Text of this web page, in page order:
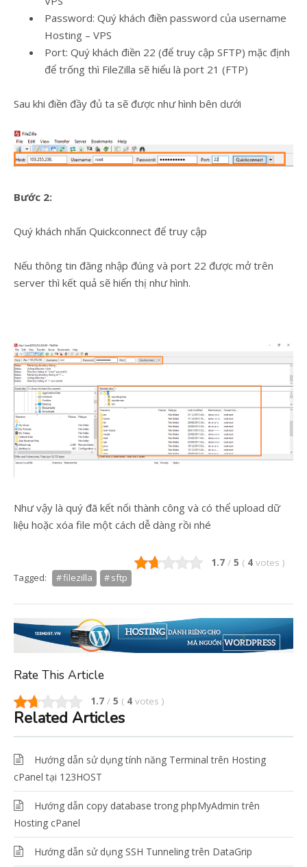
Password: Quý khách điền password của username
Hosting – VPS
Port: Quý khách điền 22 (để truy cập SFTP) mặc định
để trống thì FileZilla sẽ hiểu là port 21 (FTP)
Sau khi điền đầy đủ ta sẽ được như hình bên dưới
Bước 2:
Quý khách nhấn Quickconnect để truy cập
Nếu thông tin đăng nhập đúng và port 22 được mở trên
server thì kết quả sẽ hiển thị như hình.
Như vậy là quý đã kết nối thành công và có thể upload dữ
liệu hoặc xóa file một cách dễ dàng rồi nhé
1.7 / 5 ( 4 votes )
Tagged:
filezilla sftp
Rate This Article
1.7 / 5 ( 4 votes )
Related Articles
Hướng dẫn sử dụng tính năng Terminal trên Hosting
cPanel tại 123HOST
Hướng dẫn copy database trong phpMyAdmin trên
Hosting cPanel
Hướng dẫn sử dụng SSH Tunneling trên DataGrip